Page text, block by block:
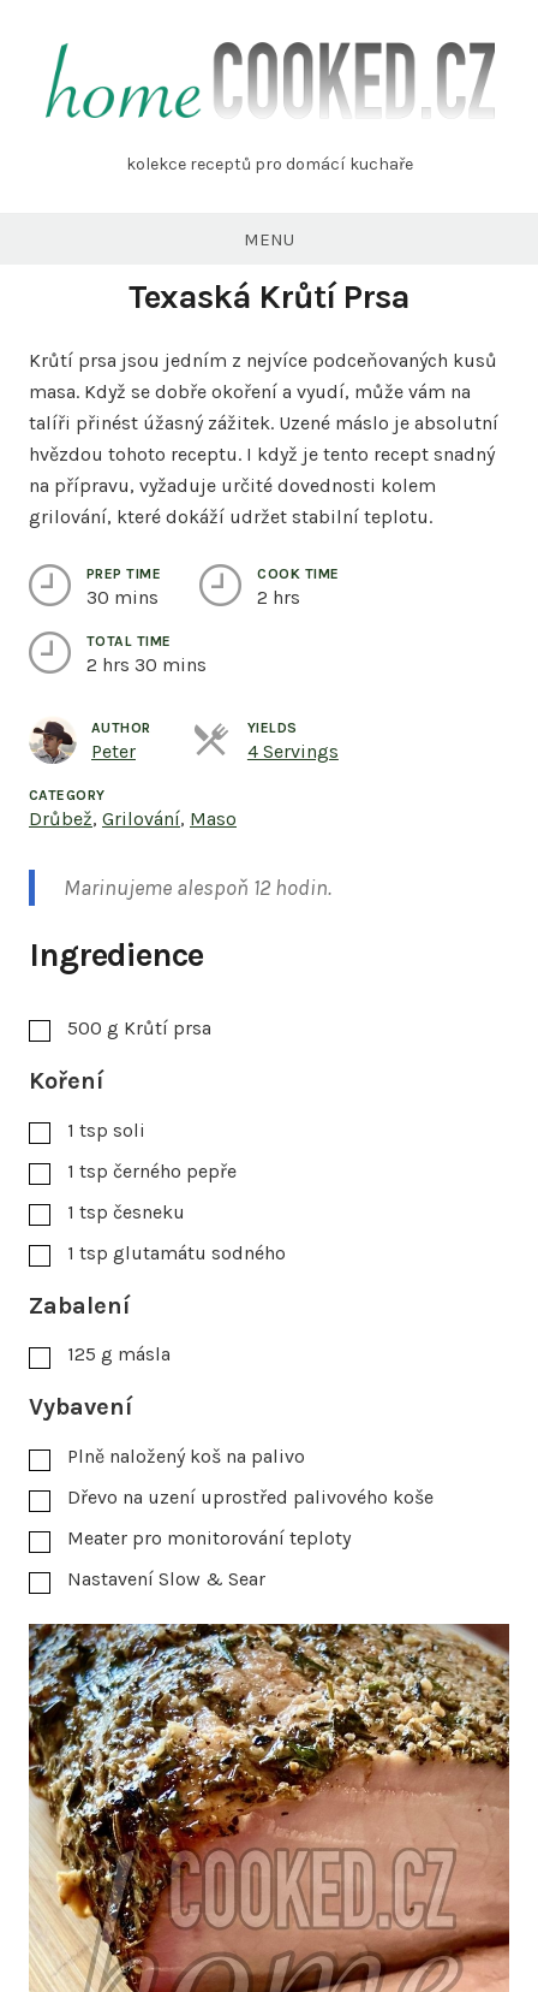
content
homecooked.cz
kolekce receptů pro domácí kuchaře
MENU
Texaská Krůtí Prsa
Krůtí prsa jsou jedním z nejvíce podceňovaných kusů
masa. Když se dobře okoření a vyudí, může vám na
talíři přinést úžasný zážitek. Uzené máslo je absolutní
hvězdou tohoto receptu. I když je tento recept snadný
na přípravu, vyžaduje určité dovednosti kolem
grilování, které dokáží udržet stabilní teplotu.
PREP TIME
30 mins
COOK TIME
2 hrs
TOTAL TIME
2 hrs 30 mins
AUTHOR
Peter
YIELDS
4 ServingsServings
CATEGORY
Drůbež, Grilování, Maso
Marinujeme alespoň 12 hodin.
Ingredience
500 g Krůtí prsa
Koření
1 tsp soli
1 tsp černého pepře
1 tsp česneku
1 tsp glutamátu sodného
Zabalení
125 g másla
Vybavení
Plně naložený koš na palivo
Dřevo na uzení uprostřed palivového koše
Meater pro monitorování teploty
Nastavení Slow & Sear